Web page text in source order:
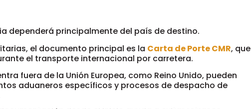
dependerá principalmente del país de destino.
el documento principal es la Carta de Porte CMR, que
el transporte internacional por carretera.
fuera de la Unión Europea, como Reino Unido, pueden
aduaneros específicos y procesos de despacho de